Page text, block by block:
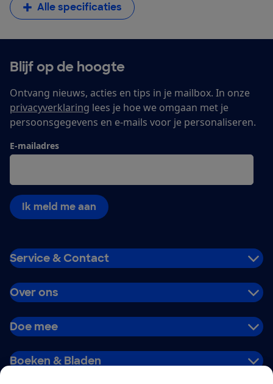
Alle specificaties
Blijf op de hoogte
Ontvang nieuws, acties en tips in je mailbox. In onze
privacyverklaring lees je hoe we omgaan met je
persoonsgegevens en e-mails voor je personaliseren.
E-mailadres
Ik meld me aan
Service & Contact
Over ons
Doe mee
Boeken & Bladen